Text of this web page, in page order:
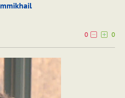
mmikhail
0
0